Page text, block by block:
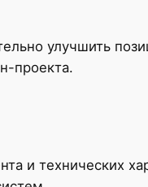
улучшить
проекта.
и технических